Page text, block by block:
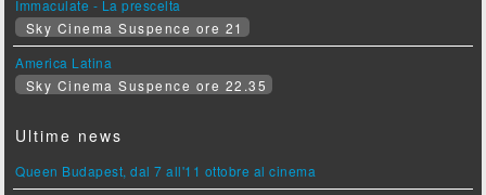
Immaculate - La prescelta
Sky Cinema Suspence ore 21
America Latina
Sky Cinema Suspence ore 22.35
Ultime news
Queen Budapest, dal 7 all'11 ottobre al cinema